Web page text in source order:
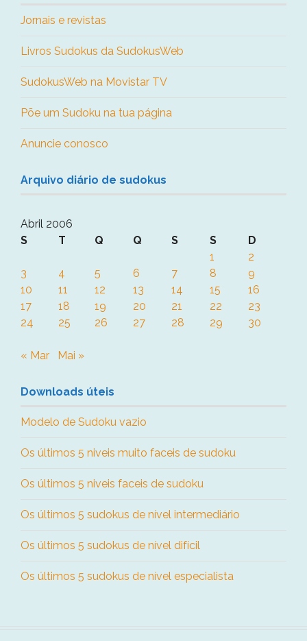
Jornais e revistas
Livros Sudokus da SudokusWeb
SudokusWeb na Movistar TV
Põe um Sudoku na tua página
Anuncie conosco
Arquivo diário de sudokus
Abril 2006
S
T Q Q S S
D
1
2
3
4 5 6 7 8
9
10
11 12 13 14 15
16
17
18 19 20 21 22
23
24
25 26 27 28 29 30
« Mar Mai »
Downloads úteis
Modelo de Sudoku vazio
Os últimos 5 niveis muito faceis de sudoku
Os últimos 5 niveis faceis de sudoku
Os últimos 5 sudokus de nível intermediário
Os últimos 5 sudokus de nível difícil
Os últimos 5 sudokus de nível especialista